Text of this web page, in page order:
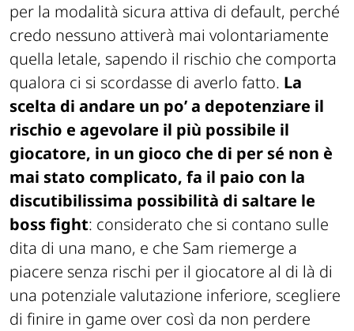
per la modalità sicura attiva di default, perché
credo nessuno attiverà mai volontariamente
quella letale, sapendo il rischio che comporta
qualora ci si scordasse di averlo fatto. La
scelta di andare un po’ a depotenziare il
rischio e agevolare il più possibile il
giocatore, in un gioco che di per sé non è
mai stato complicato, fa il paio con la
discutibilissima possibilità di saltare le
boss fight: considerato che si contano sulle
dita di una mano, e che Sam riemerge a
piacere senza rischi per il giocatore al di là di
una potenziale valutazione inferiore, scegliere
di finire in game over così da non perdere